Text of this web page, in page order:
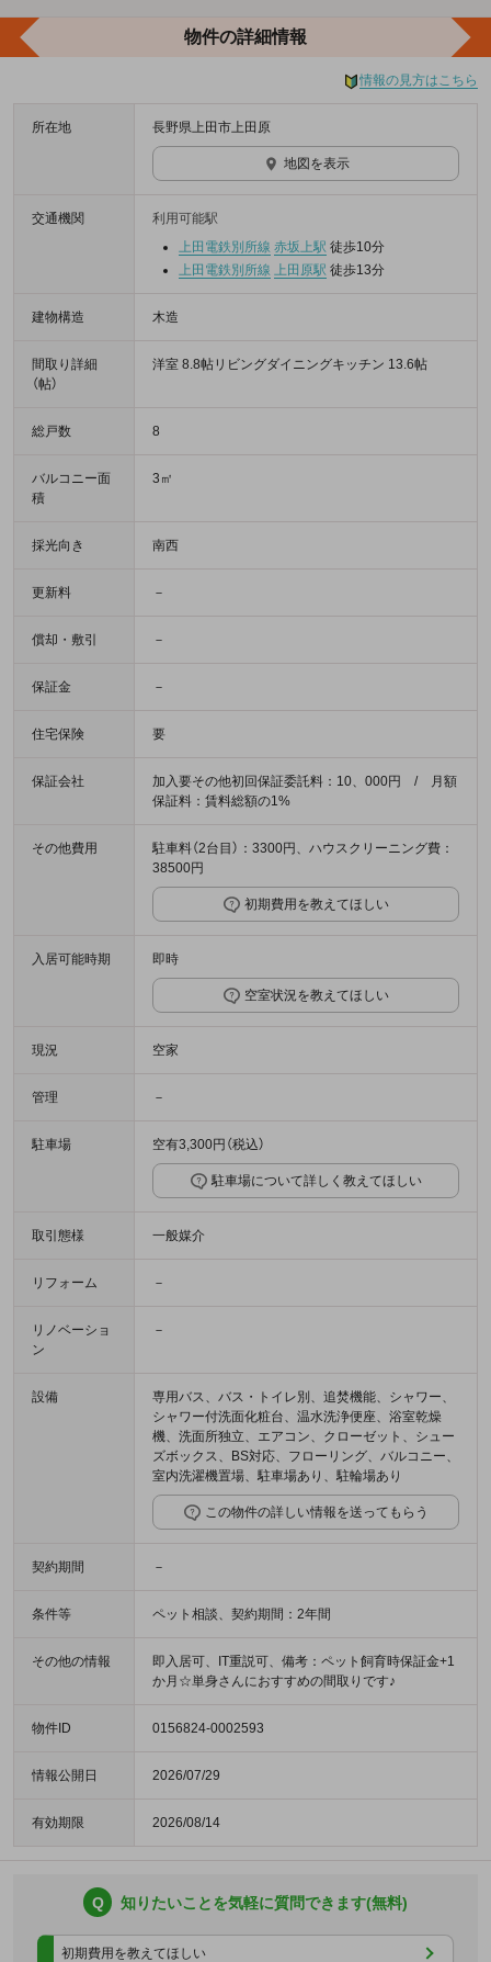
物件の詳細情報
情報の見方はこちら
所在地 長野県上田市上田原
地図を表示
交通機関
利用可能駅
上田電鉄別所線 赤坂上駅 徒歩10分
上田電鉄別所線 上田原駅 徒歩13分
建物構造 木造
間取り詳細
（帖）
洋室 8.8帖リビングダイニングキッチン 13.6帖
総戸数 8
バルコニー面
積
3㎡
採光向き 南西
更新料 －
償却・敷引 －
保証金 －
住宅保険 要
保証会社
加入要その他初回保証委託料：10、000円 / 月額
保証料：賃料総額の1%
その他費用
駐車料（2台目）：3300円、ハウスクリーニング費：
38500円
初期費用を教えてほしい
入居可能時期 即時
空室状況を教えてほしい
現況 空家
管理 －
駐車場 空有3,300円（税込）
駐車場について詳しく教えてほしい
取引態様 一般媒介
リフォーム －
リノベーショ
ン
－
設備
専用バス、バス・トイレ別、追焚機能、シャワー、
シャワー付洗面化粧台、温水洗浄便座、浴室乾燥
機、洗面所独立、エアコン、クローゼット、シュー
ズボックス、BS対応、フローリング、バルコニー、
室内洗濯機置場、駐車場あり、駐輪場あり
この物件の詳しい情報を送ってもらう
契約期間 －
条件等 ペット相談、契約期間：2年間
その他の情報
即入居可、IT重説可、備考：ペット飼育時保証金+1
か月☆単身さんにおすすめの間取りです♪
物件ID 0156824-0002593
情報公開日 2026/07/29
有効期限 2026/08/14
Q 知りたいことを気軽に質問できます(無料)
初期費用を教えてほしい